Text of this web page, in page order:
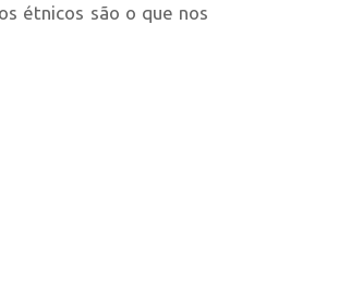
étnicos são o que nos